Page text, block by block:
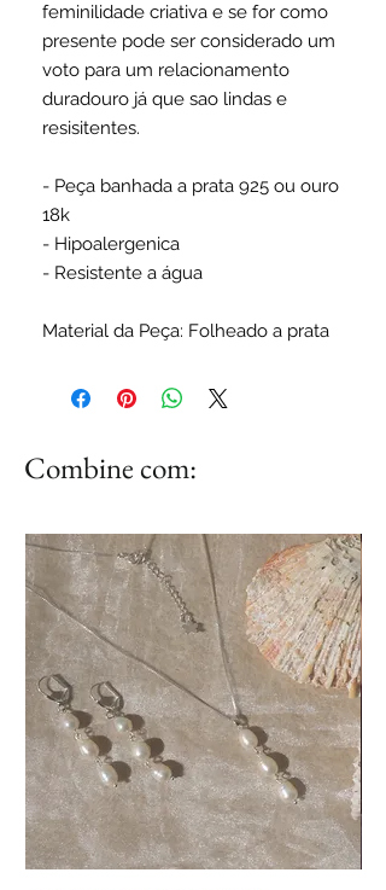
feminilidade criativa e se for como
presente pode ser considerado um
voto para um relacionamento
duradouro já que sao lindas e
resisitentes.
- Peça banhada a prata 925 ou ouro
18k
- Hipoalergenica
- Resistente a água
Material da Peça: Folheado a prata
Combine com: